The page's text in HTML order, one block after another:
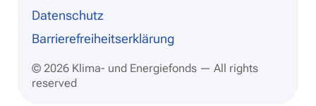
Datenschutz
Barrierefreiheitserklärung
© 2026 Klima- und Energiefonds — All rights
reserved